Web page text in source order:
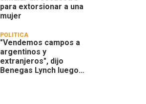
para extorsionar a una
mujer
POLÍTICA
"Vendemos campos a
argentinos y
extranjeros", dijo
Benegas Lynch luego